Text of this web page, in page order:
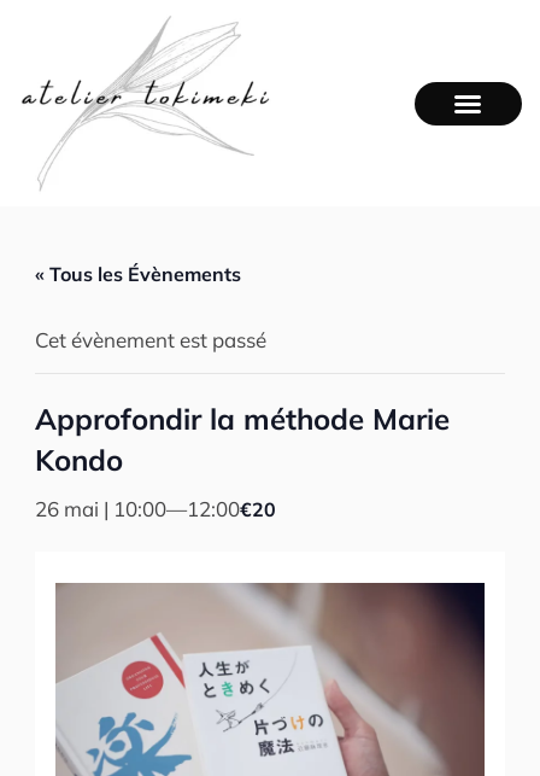
contenu
« Tous les Évènements
Cet évènement est passé
Approfondir la méthode Marie
Kondo
26 mai | 10:00—12:00€20